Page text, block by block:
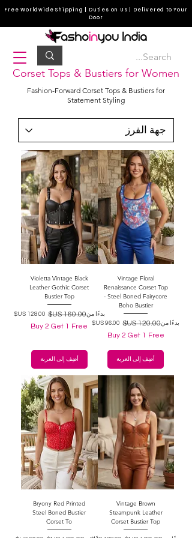
Free Worldwide Shipping | Duties on Us | Delivered to Your
Door
Corset Tops & Bustiers for Women
Fashion-Forward Corset Tops & Bustiers for
Statement Styling
Vintage Floral
Renaissance Corset Top
- Steel Boned Fairycore
Boho Bustier
بدءًا من
سعر عادي
‏120.00 US$
سعر البيع
Buy 2 Get 1 Free
أضِف إلى العربة
Violetta Vintage Black
Leather Gothic Corset
Bustier Top
بدءًا من
سعر عادي
‏160.00 US$
سعر البيع
Buy 2 Get 1 Free
أضِف إلى العربة
Vintage Brown
Steampunk Leather
Corset Bustier Top
Bryony Red Printed
Steel Boned Bustier
Corset To